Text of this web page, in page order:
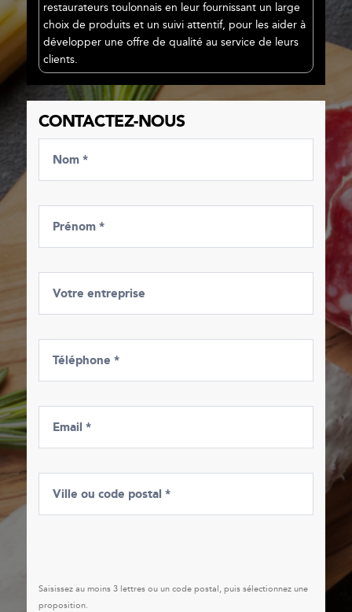
restaurateurs toulonnais en leur fournissant un large
choix de produits et un suivi attentif, pour les aider à
développer une offre de qualité au service de leurs
clients.
CONTACTEZ-NOUS
Nom *
Prénom *
Votre entreprise
Téléphone *
Email *
Ville ou code postal *
Saisissez au moins 3 lettres ou un code postal, puis sélectionnez une
proposition.